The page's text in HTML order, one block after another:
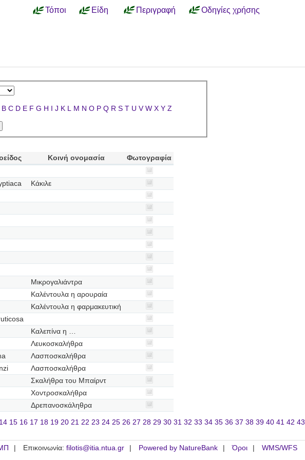
Τόποι Είδη Περιγραφή Οδηγίες χρήσης
B C D E F G H I J K L M N O P Q R S T U V W X Y Z
Κοινή ονομασία
Φωτογραφία
Κάκιλε
Μικρογαλιάντρα
Καλέντουλα η αρουραία
Καλέντουλα η φαρμακευτική
Καλεπίνα η …
Λευκοσκαλήθρα
Λασποσκαλήθρα
Λασποσκαλήθρα
Σκαλήθρα του Μπαίρντ
Χοντροσκαλήθρα
Δρεπανοσκάληθρα
14 15 16 17 18 19 20 21 22 23 24 25 26 27 28 29 30 31 32 33 34 35 36 37 38 39 40 41 42 43
Επικοινωνία: filotis@itia.ntua.gr Powered by NatureBank Όροι WMS/WFS